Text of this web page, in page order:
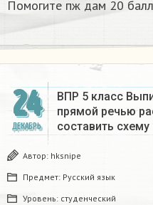
Помогите пж дам 20
24
ДЕКАБРЬ
ВПР 5 класс
прямой речью
составить
Автор: hksnipe
Предмет: Русский язык
Уровень: студенческий